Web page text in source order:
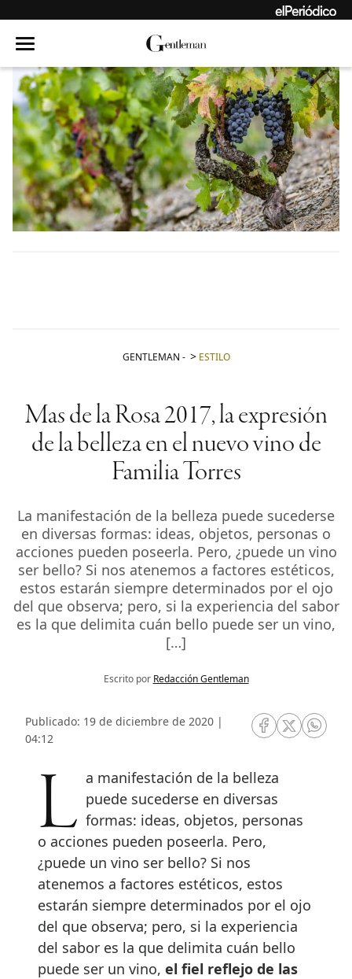
GENTLEMAN - ESTILO
Mas de la Rosa 2017, la expresión
de la belleza en el nuevo vino de
Familia Torres
La manifestación de la belleza puede sucederse
en diversas formas: ideas, objetos, personas o
acciones pueden poseerla. Pero, ¿puede un vino
ser bello? Si nos atenemos a factores estéticos,
estos estarán siempre determinados por el ojo
del que observa; pero, si la experiencia del sabor
es la que delimita cuán bello puede ser un vino,
[…]
Escrito por Redacción Gentleman
Publicado: 19 de diciembre de 2020 |
04:12
RRSS Facebook
RRSSRRSS
La manifestación de la belleza puede sucederse en diversas
formas: ideas, objetos, personas
o acciones pueden poseerla. Pero,
¿puede un vino ser bello? Si nos
atenemos a factores estéticos, estos
estarán siempre determinados por el ojo
del que observa; pero, si la experiencia
del sabor es la que delimita cuán bello
puede ser un vino, el fiel reflejo de las